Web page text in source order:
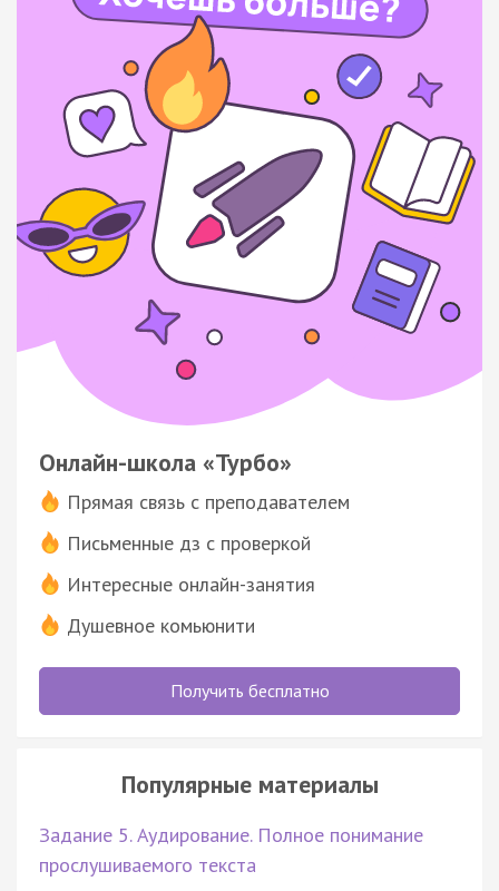
Онлайн-школа «Турбо»
Прямая связь с преподавателем
Письменные дз с проверкой
Интересные онлайн-занятия
Душевное комьюнити
Получить бесплатно
Популярные материалы
Задание 5. Аудирование. Полное понимание
прослушиваемого текста